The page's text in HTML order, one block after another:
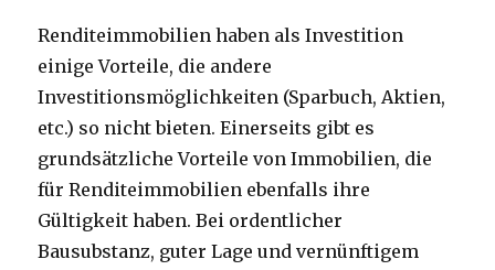
Renditeimmobilien haben als Investition
einige Vorteile, die andere
Investitionsmöglichkeiten (Sparbuch, Aktien,
etc.) so nicht bieten. Einerseits gibt es
grundsätzliche Vorteile von Immobilien, die
für Renditeimmobilien ebenfalls ihre
Gültigkeit haben. Bei ordentlicher
Bausubstanz, guter Lage und vernünftigem